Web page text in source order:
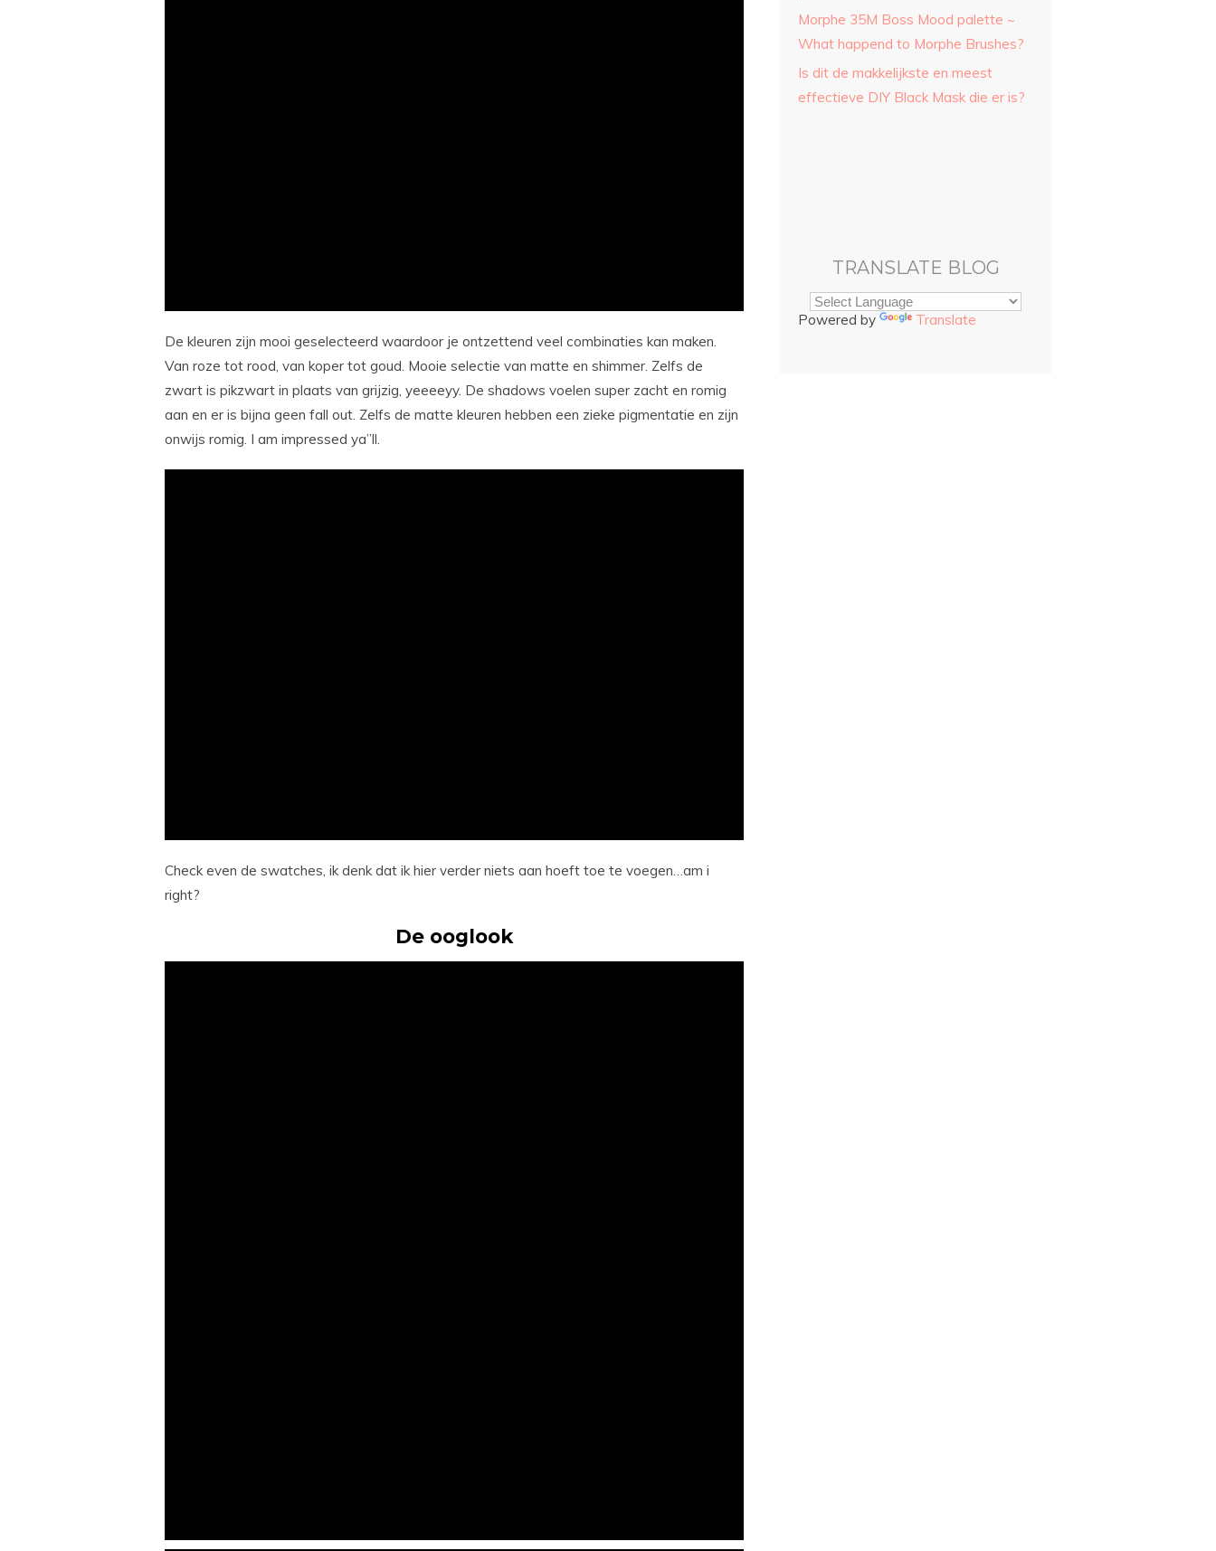
De kleuren zijn mooi geselecteerd waardoor je ontzettend veel combinaties kan maken.
Van roze tot rood, van koper tot goud. Mooie selectie van matte en shimmer. Zelfs de
zwart is pikzwart in plaats van grijzig, yeeeeyy. De shadows voelen super zacht en romig
aan en er is bijna geen fall out. Zelfs de matte kleuren hebben een zieke pigmentatie en zijn
onwijs romig. I am impressed ya”ll.
Check even de swatches, ik denk dat ik hier verder niets aan hoeft toe te voegen…am i
right?
De ooglook
Morphe 35M Boss Mood palette ~
What happend to Morphe Brushes?
Is dit de makkelijkste en meest
effectieve DIY Black Mask die er is?
TRANSLATE BLOG
Powered by Translate